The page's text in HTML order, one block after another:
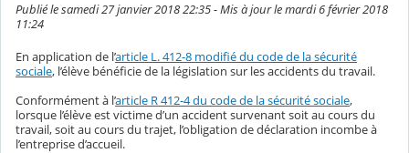
Publié le samedi 27 janvier 2018 22:35 - Mis à jour le mardi 6 février 2018
11:24
En application de l’article L. 412-8 modifié du code de la sécurité
sociale, l’élève bénéficie de la législation sur les accidents du travail.
Conformément à l’article R 412-4 du code de la sécurité sociale,
lorsque l’élève est victime d’un accident survenant soit au cours du
travail, soit au cours du trajet, l’obligation de déclaration incombe à
l’entreprise d’accueil.